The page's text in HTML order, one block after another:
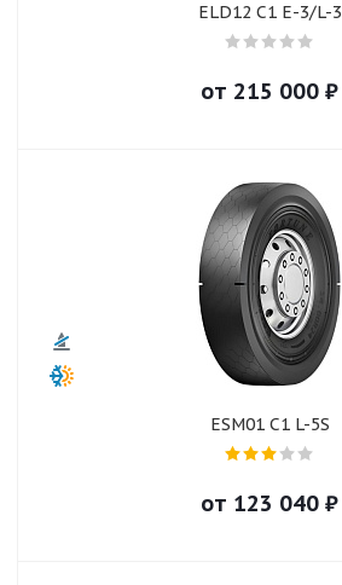
ELD12 C1 E-3/L-3
от 215 000 ₽
ESM01 C1 L-5S
от 123 040 ₽